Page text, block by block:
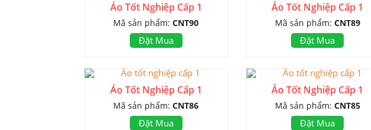
Áo Tốt Nghiệp Cấp 1
Mã sản phẩm:CNT90
Đặt Mua
Áo Tốt Nghiệp Cấp 1
Mã sản phẩm: CNT89
Đặt Mua
Áo Tốt Nghiệp Cấp 1
Mã sản phẩm:CNT86
Đặt Mua
Áo Tốt Nghiệp Cấp 1
Mã sản phẩm: CNT85
Đặt Mua